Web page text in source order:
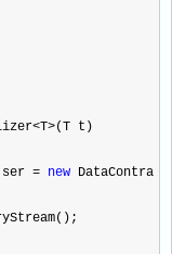
<T>(T t)
ser
= new DataContra